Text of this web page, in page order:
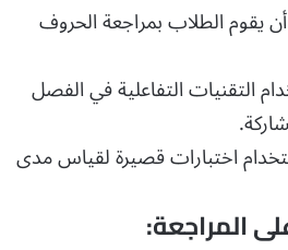
يقوم الطلاب بمراجعة الحروف
التقنيات التفاعلية في الفصل
اختبارات قصيرة لقياس مدى
المراجعة: